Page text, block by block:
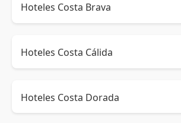
Hoteles Costa Brava
Hoteles Costa Cálida
Hoteles Costa Dorada